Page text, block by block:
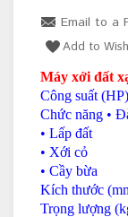
Email to a
Add to
Máy xới đất
Công suất
Chức năng •
• Lấp đất
• Xới cỏ
• Cầy bừa
Kích thước
Trọng lượng